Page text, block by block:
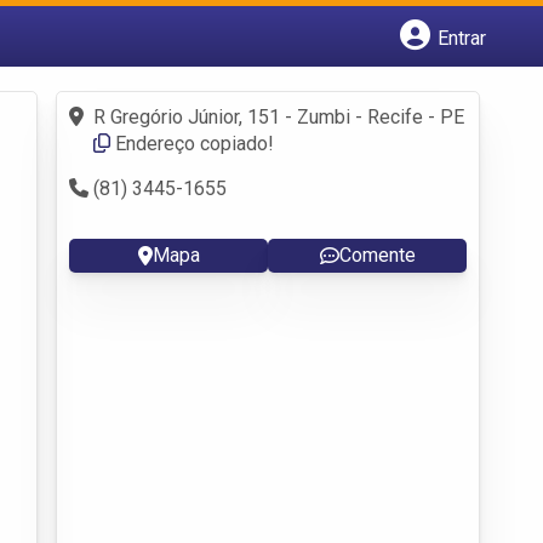
Entrar
Fazer login
Criar conta
R Gregório Júnior, 151 - Zumbi - Recife - PE
Endereço copiado!
(81) 3445-1655
Mapa Comente